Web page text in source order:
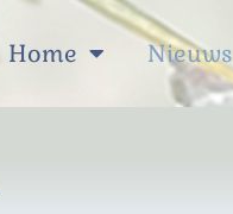
Home Nieuws